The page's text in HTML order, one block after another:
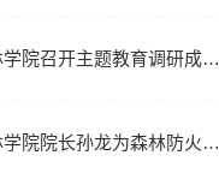
【主题教育】林学院召开主题教育调研成果交流会
【主题教育】林学院院长孙龙为森林防火湿地教师党支部讲授主题党课